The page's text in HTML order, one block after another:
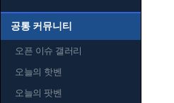
공통 커뮤니티
오픈 이슈 갤러리
오늘의 핫벤
오늘의 팟벤